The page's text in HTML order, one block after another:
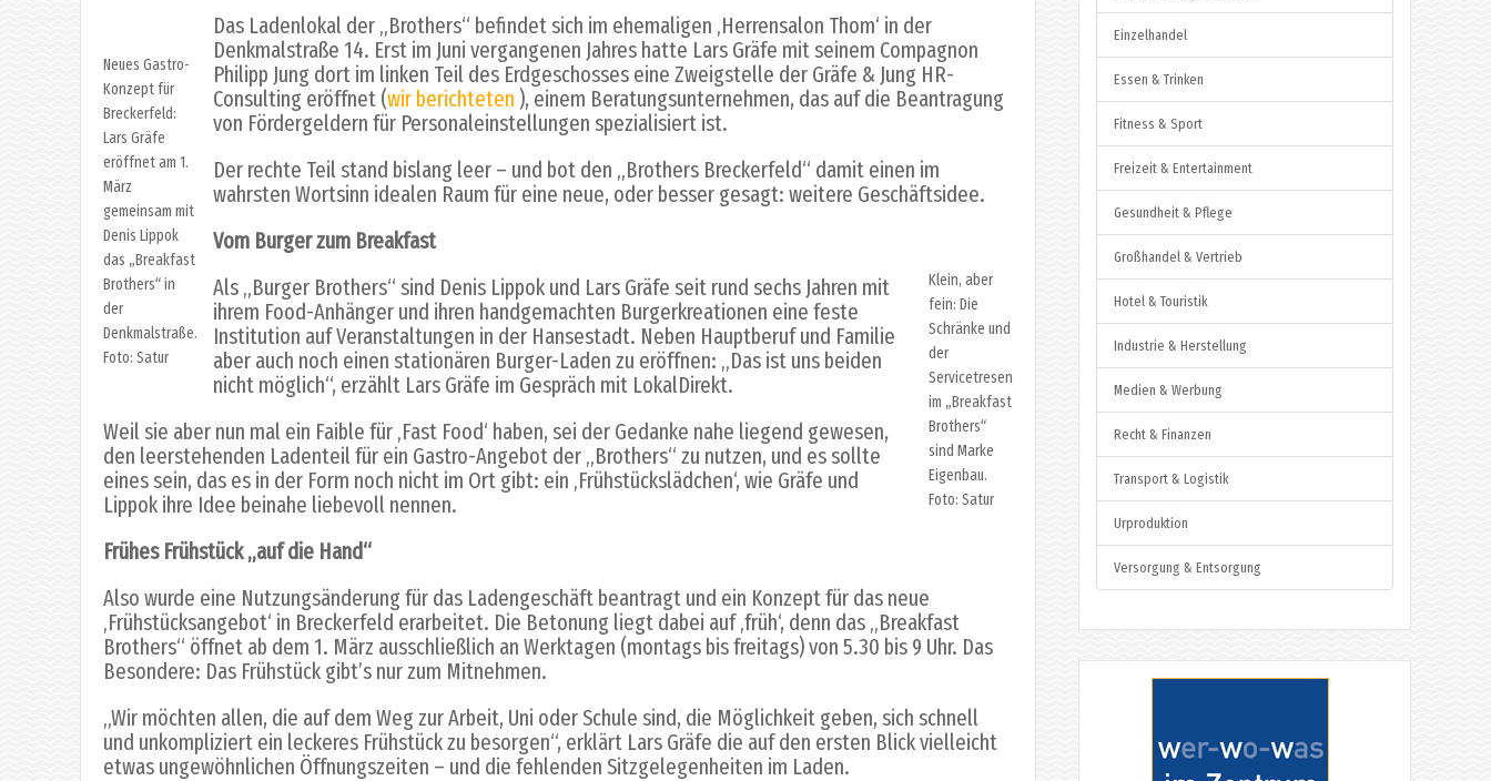
Neues Gastro-
Konzept für
Breckerfeld:
Lars Gräfe
eröffnet am 1.
März
gemeinsam mit
Denis Lippok
das „Breakfast
Brothers“ in
der
Denkmalstraße.
Foto: Satur
Das Ladenlokal der „Brothers“ befindet sich im ehemaligen ‚Herrensalon Thom‘ in der
Denkmalstraße 14. Erst im Juni vergangenen Jahres hatte Lars Gräfe mit seinem Compagnon
Philipp Jung dort im linken Teil des Erdgeschosses eine Zweigstelle der Gräfe & Jung HR-
Consulting eröffnet (wir berichteten ), einem Beratungsunternehmen, das auf die Beantragung
von Fördergeldern für Personaleinstellungen spezialisiert ist.
Der rechte Teil stand bislang leer – und bot den „Brothers Breckerfeld“ damit einen im
wahrsten Wortsinn idealen Raum für eine neue, oder besser gesagt: weitere Geschäftsidee.
Klein, aber
fein: Die
Schränke und
der
Servicetresen
im „Breakfast
Brothers“
sind Marke
Eigenbau.
Foto: Satur
Vom Burger zum Breakfast
Als „Burger Brothers“ sind Denis Lippok und Lars Gräfe seit rund sechs Jahren mit
ihrem Food-Anhänger und ihren handgemachten Burgerkreationen eine feste
Institution auf Veranstaltungen in der Hansestadt. Neben Hauptberuf und Familie
aber auch noch einen stationären Burger-Laden zu eröffnen: „Das ist uns beiden
nicht möglich“, erzählt Lars Gräfe im Gespräch mit LokalDirekt.
Weil sie aber nun mal ein Faible für ‚Fast Food‘ haben, sei der Gedanke nahe liegend gewesen,
den leerstehenden Ladenteil für ein Gastro-Angebot der „Brothers“ zu nutzen, und es sollte
eines sein, das es in der Form noch nicht im Ort gibt: ein ‚Frühstückslädchen‘, wie Gräfe und
Lippok ihre Idee beinahe liebevoll nennen.
Frühes Frühstück „auf die Hand“
Also wurde eine Nutzungsänderung für das Ladengeschäft beantragt und ein Konzept für das neue
‚Frühstücksangebot‘ in Breckerfeld erarbeitet. Die Betonung liegt dabei auf ‚früh‘, denn das „Breakfast
Brothers“ öffnet ab dem 1. März ausschließlich an Werktagen (montags bis freitags) von 5.30 bis 9 Uhr. Das
Besondere: Das Frühstück gibt’s nur zum Mitnehmen.
„Wir möchten allen, die auf dem Weg zur Arbeit, Uni oder Schule sind, die Möglichkeit geben, sich schnell
und unkompliziert ein leckeres Frühstück zu besorgen“, erklärt Lars Gräfe die auf den ersten Blick vielleicht
etwas ungewöhnlichen Öffnungszeiten – und die fehlenden Sitzgelegenheiten im Laden.
Einzelhandel
Essen & Trinken
Fitness & Sport
Freizeit & Entertainment
Gesundheit & Pflege
Großhandel & Vertrieb
Hotel & Touristik
Industrie & Herstellung
Medien & Werbung
Recht & Finanzen
Transport & Logistik
Urproduktion
Versorgung & Entsorgung